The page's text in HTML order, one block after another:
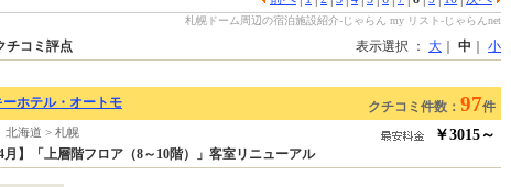
札幌ドーム周辺の宿泊施設紹介-じゃらん my リスト-じゃらんnet
チコミ評点 表示選択 ： 大 中 小
ーホテル・オートモ クチコミ件数： 97件
北海道 > 札幌 ￥3015～
4月】「上層階フロア（8～10階）」客室リニューアル